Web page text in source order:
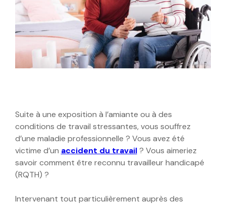
Suite à une exposition à l’amiante ou à des
conditions de travail stressantes, vous souffrez
d’une maladie professionnelle ? Vous avez été
victime d’un accident du travail? Vous aimeriez
savoir comment être reconnu travailleur handicapé
(RQTH) ?
Intervenant tout particulièrement auprès des